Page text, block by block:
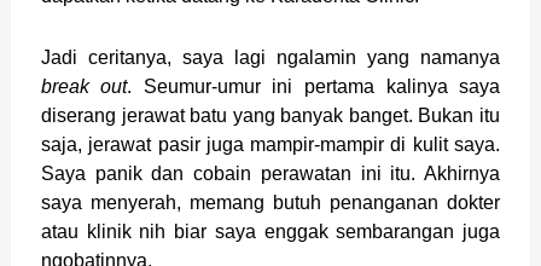
Jadi ceritanya, saya lagi ngalamin yang namanya
break out. Seumur-umur ini pertama kalinya saya
diserang jerawat batu yang banyak banget. Bukan itu
saja, jerawat pasir juga mampir-mampir di kulit saya.
Saya panik dan cobain perawatan ini itu. Akhirnya
saya menyerah, memang butuh penanganan dokter
atau klinik nih biar saya enggak sembarangan juga
ngobatinnya.